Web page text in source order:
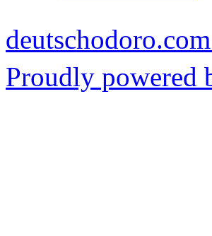
Proudly powered